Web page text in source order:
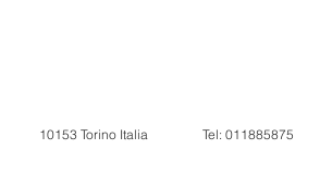
10153 Torino Italia Tel: 011885875